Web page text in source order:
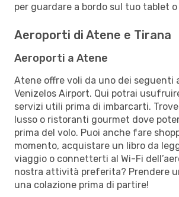
per guardare a bordo sul tuo tablet o
Aeroporti di Atene e Tirana
Aeroporti a Atene
Atene offre voli da uno dei seguenti
Venizelos Airport. Qui potrai
servizi utili prima di imbarcarti.
lusso o ristoranti gourmet dove
prima del volo. Puoi anche fare
momento, acquistare un libro da
viaggio o connetterti al Wi-Fi
nostra attività preferita? Prendere
una colazione prima di partire!